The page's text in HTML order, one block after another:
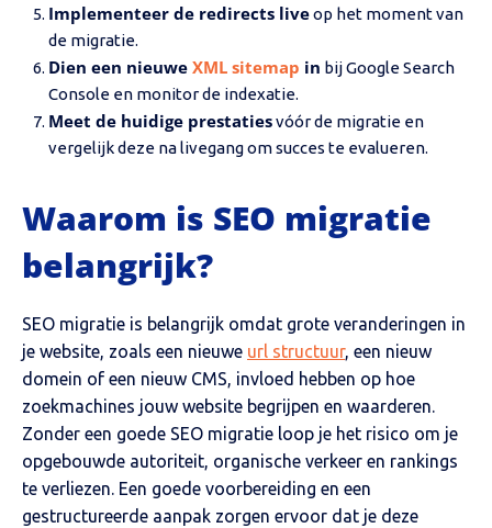
Implementeer de redirects liveop het moment van
de migratie.
Dien een nieuwe XML sitemap in bij Google Search
Console en monitor de indexatie.
Meet de huidige prestatiesvóór de migratie en
vergelijk deze na livegang om succes te evalueren.
Waarom is SEO migratie
belangrijk?
SEO migratie is belangrijk omdat grote veranderingen in
je website, zoals een nieuwe url structuur, een nieuw
domein of een nieuw CMS, invloed hebben op hoe
zoekmachines jouw website begrijpen en waarderen.
Zonder een goede SEO migratie loop je het risico om je
opgebouwde autoriteit, organische verkeer en rankings
te verliezen. Een goede voorbereiding en een
gestructureerde aanpak zorgen ervoor dat je deze